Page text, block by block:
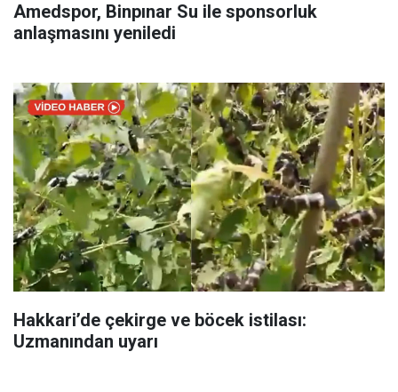
Amedspor, Binpınar Su ile sponsorluk
anlaşmasını yeniledi
Hakkari’de çekirge ve böcek istilası:
Uzmanından uyarı